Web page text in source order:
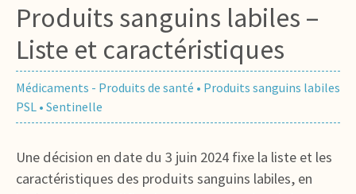
Produits sanguins labiles –
Liste et caractéristiques
Médicaments - Produits de santé • Produits sanguins labiles
PSL • Sentinelle
Une décision en date du 3 juin 2024 fixe la liste et les
caractéristiques des produits sanguins labiles, en